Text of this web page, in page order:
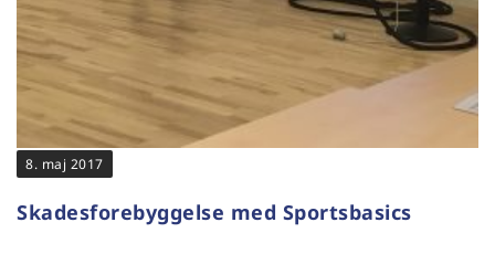
8. maj 2017
Skadesforebyggelse med Sportsbasics